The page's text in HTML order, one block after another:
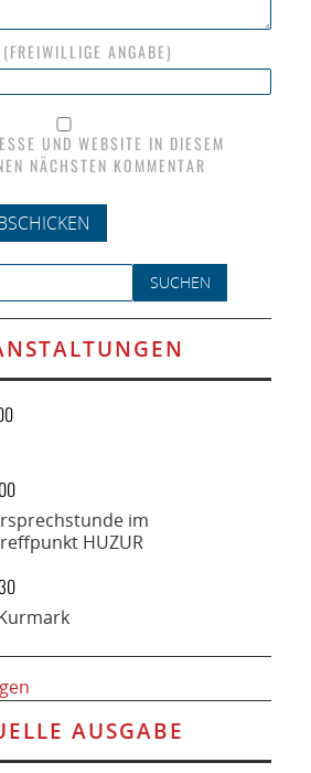
ANGABE)
UND WEBSITE IN DIESEM
NÄCHSTEN KOMMENTAR
im
HUZUR
AUSGABE